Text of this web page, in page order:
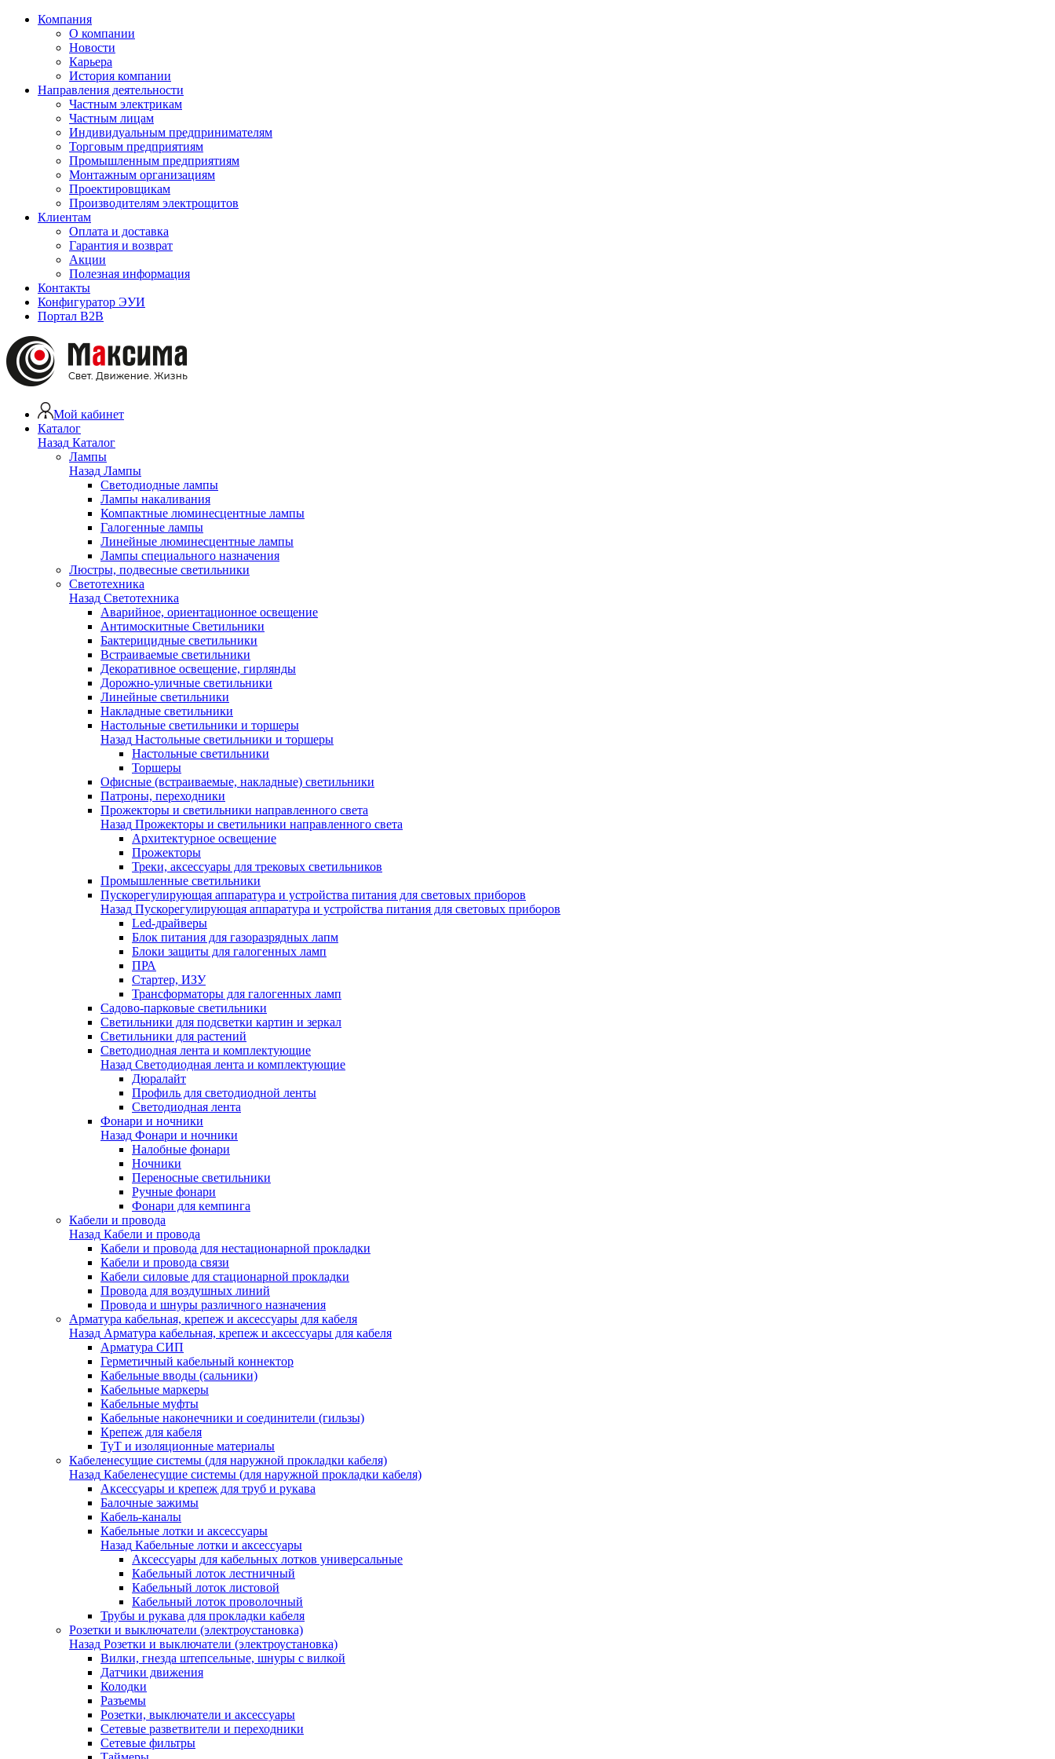
Компания
О компании
Новости
Карьера
История компании
Направления деятельности
Частным электрикам
Частным лицам
Индивидуальным предпринимателям
Торговым предприятиям
Промышленным предприятиям
Монтажным организациям
Проектировщикам
Производителям электрощитов
Клиентам
Оплата и доставка
Гарантия и возврат
Акции
Полезная информация
Контакты
Конфигуратор ЭУИ
Портал B2B
Мой кабинет
Каталог
Назад Каталог
Лампы
Назад Лампы
Светодиодные лампы
Лампы накаливания
Компактные люминесцентные лампы
Галогенные лампы
Линейные люминесцентные лампы
Лампы специального назначения
Люстры, подвесные светильники
Светотехника
Назад Светотехника
Аварийное, ориентационное освещение
Антимоскитные Светильники
Бактерицидные светильники
Встраиваемые светильники
Декоративное освещение, гирлянды
Дорожно-уличные светильники
Линейные светильники
Накладные светильники
Настольные светильники и торшеры
Назад Настольные светильники и торшеры
Настольные светильники
Торшеры
Офисные (встраиваемые, накладные) светильники
Патроны, переходники
Прожекторы и светильники направленного света
Назад Прожекторы и светильники направленного света
Архитектурное освещение
Прожекторы
Треки, аксессуары для трековых светильников
Промышленные светильники
Пускорегулирующая аппаратура и устройства питания для световых приборов
Назад Пускорегулирующая аппаратура и устройства питания для световых приборов
Led-драйверы
Блок питания для газоразрядных лапм
Блоки защиты для галогенных ламп
ПРА
Стартер, ИЗУ
Трансформаторы для галогенных ламп
Садово-парковые светильники
Светильники для подсветки картин и зеркал
Светильники для растений
Светодиодная лента и комплектующие
Назад Светодиодная лента и комплектующие
Дюралайт
Профиль для светодиодной ленты
Светодиодная лента
Фонари и ночники
Назад Фонари и ночники
Налобные фонари
Ночники
Переносные светильники
Ручные фонари
Фонари для кемпинга
Кабели и провода
Назад Кабели и провода
Кабели и провода для нестационарной прокладки
Кабели и провода связи
Кабели силовые для стационарной прокладки
Провода для воздушных линий
Провода и шнуры различного назначения
Арматура кабельная, крепеж и аксессуары для кабеля
Назад Арматура кабельная, крепеж и аксессуары для кабеля
Арматура СИП
Герметичный кабельный коннектор
Кабельные вводы (сальники)
Кабельные маркеры
Кабельные муфты
Кабельные наконечники и соединители (гильзы)
Крепеж для кабеля
ТуТ и изоляционные материалы
Кабеленесущие системы (для наружной прокладки кабеля)
Назад Кабеленесущие системы (для наружной прокладки кабеля)
Аксессуары и крепеж для труб и рукава
Балочные зажимы
Кабель-каналы
Кабельные лотки и аксессуары
Назад Кабельные лотки и аксессуары
Аксессуары для кабельных лотков универсальные
Кабельный лоток лестничный
Кабельный лоток листовой
Кабельный лоток проволочный
Трубы и рукава для прокладки кабеля
Розетки и выключатели (электроустановка)
Назад Розетки и выключатели (электроустановка)
Вилки, гнезда штепсельные, шнуры с вилкой
Датчики движения
Колодки
Разъемы
Розетки, выключатели и аксессуары
Сетевые разветвители и переходники
Сетевые фильтры